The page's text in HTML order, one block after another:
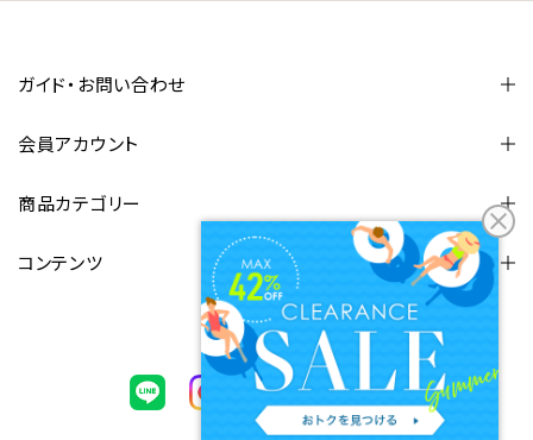
ガイド・お問い合わせ
会員アカウント
商品カテゴリー
コンテンツ
FOLLOW US